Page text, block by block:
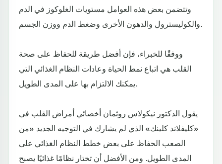
وتتضمن بعض هذه العوامل مستويات الغلوكوز في الدم
والكوليسترول والدهون الأخرى وضغط الدم ووزن الجسم.
ووفقًا للخبراء، فإن أفضل طريقة للحفاظ على صحة
القلب هي اتباع نمط الحياة وعادات النظام الغذائي التي
يمكنك الالتزام بها على المدى الطويل.
يقول الدكتور نيكولاس روثمان أخصائي أمراض القلب في
«كليفلاند كلينك» الذي لم يشارك في التوجيه الجديد «من
الصعب الحفاظ على بعض خطط النظام الغذائي على
المدى الطويل. ومن الأفضل أن تختار نظامًا غذائيًا يصبح